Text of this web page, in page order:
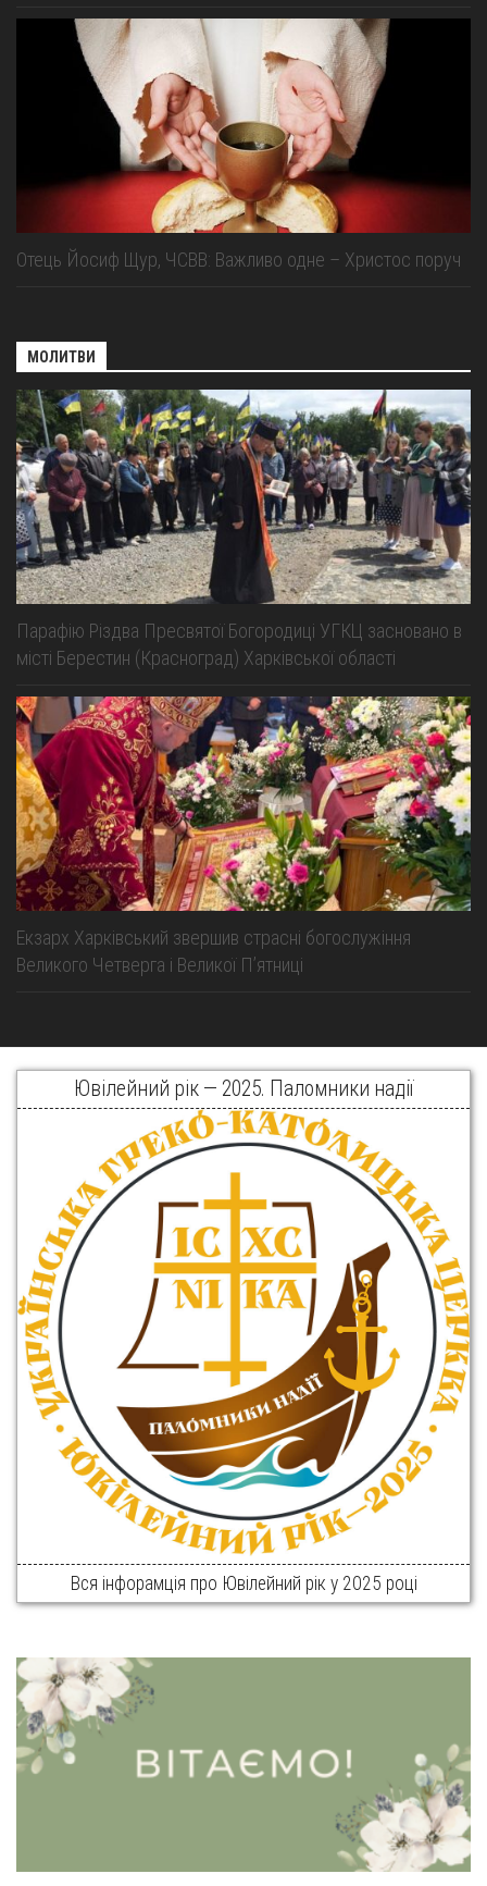
Отець Йосиф Щур, ЧСВВ: Важливо одне – Христос поруч
МОЛИТВИ
Парафію Різдва Пресвятої Богородиці УГКЦ засновано в
місті Берестин (Красноград) Харківської області
Екзарх Харківський звершив страсні богослужіння
Великого Четверга і Великої Пʼятниці
Ювілейний рік — 2025. Паломники надії
Вся інфорамція про Ювілейний рік у 2025 році